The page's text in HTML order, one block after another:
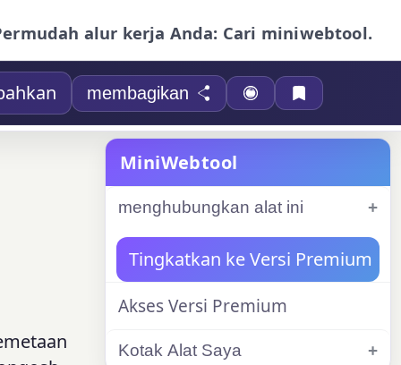
alur kerja Anda: Cari miniwebtool.
membagikan
MiniWebtool
menghubungkan alat ini
Tingkatkan ke Versi Premium
Akses Versi Premium
Kotak Alat Saya